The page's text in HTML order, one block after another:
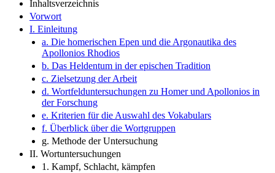
Inhaltsverzeichnis
Vorwort
I. Einleitung
a. Die homerischen Epen und die Argonautika des
Apollonios Rhodios
b. Das Heldentum in der epischen Tradition
c. Zielsetzung der Arbeit
d. Wortfelduntersuchungen zu Homer und Apollonios in
der Forschung
e. Kriterien für die Auswahl des Vokabulars
f. Überblick über die Wortgruppen
g. Methode der Untersuchung
II. Wortuntersuchungen
1. Kampf, Schlacht, kämpfen